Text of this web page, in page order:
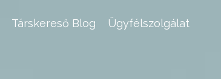
Társkereső Blog Ügyfélszolgálat